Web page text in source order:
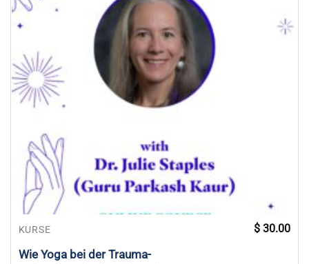
KURSE
Wie Yoga bei der Trauma-
$ 30.00